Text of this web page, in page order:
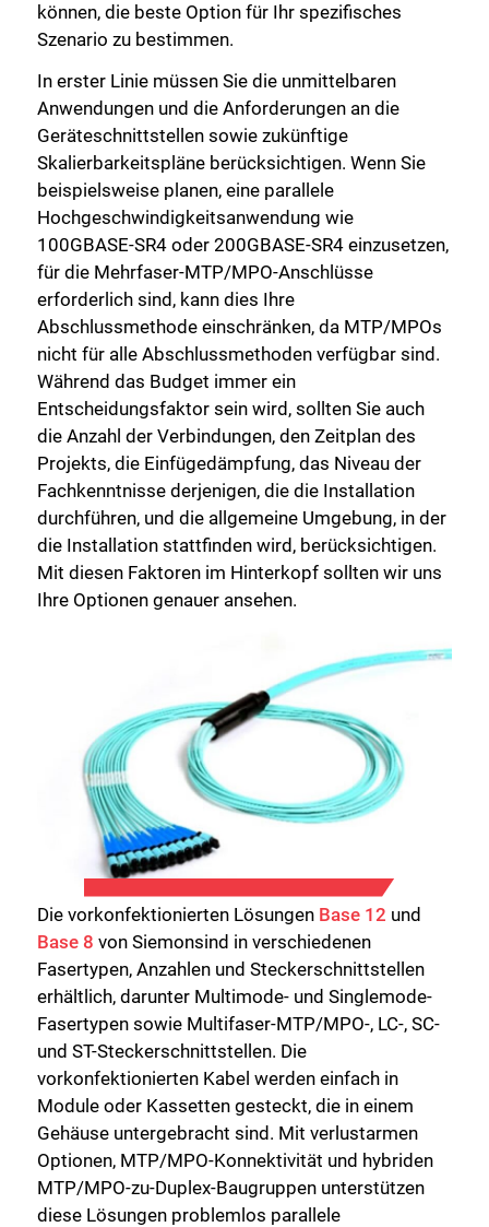
können, die beste Option für Ihr spezifisches
Szenario zu bestimmen.
In erster Linie müssen Sie die unmittelbaren
Anwendungen und die Anforderungen an die
Geräteschnittstellen sowie zukünftige
Skalierbarkeitspläne berücksichtigen. Wenn Sie
beispielsweise planen, eine parallele
Hochgeschwindigkeitsanwendung wie
100GBASE-SR4 oder 200GBASE-SR4 einzusetzen,
für die Mehrfaser-MTP/MPO-Anschlüsse
erforderlich sind, kann dies Ihre
Abschlussmethode einschränken, da MTP/MPOs
nicht für alle Abschlussmethoden verfügbar sind.
Während das Budget immer ein
Entscheidungsfaktor sein wird, sollten Sie auch
die Anzahl der Verbindungen, den Zeitplan des
Projekts, die Einfügedämpfung, das Niveau der
Fachkenntnisse derjenigen, die die Installation
durchführen, und die allgemeine Umgebung, in der
die Installation stattfinden wird, berücksichtigen.
Mit diesen Faktoren im Hinterkopf sollten wir uns
Ihre Optionen genauer ansehen.
Die vorkonfektionierten Lösungen Base 12 und
Base 8 von Siemonsind in verschiedenen
Fasertypen, Anzahlen und Steckerschnittstellen
erhältlich, darunter Multimode- und Singlemode-
Fasertypen sowie Multifaser-MTP/MPO-, LC-, SC-
und ST-Steckerschnittstellen. Die
vorkonfektionierten Kabel werden einfach in
Module oder Kassetten gesteckt, die in einem
Gehäuse untergebracht sind. Mit verlustarmen
Optionen, MTP/MPO-Konnektivität und hybriden
MTP/MPO-zu-Duplex-Baugruppen unterstützen
diese Lösungen problemlos parallele